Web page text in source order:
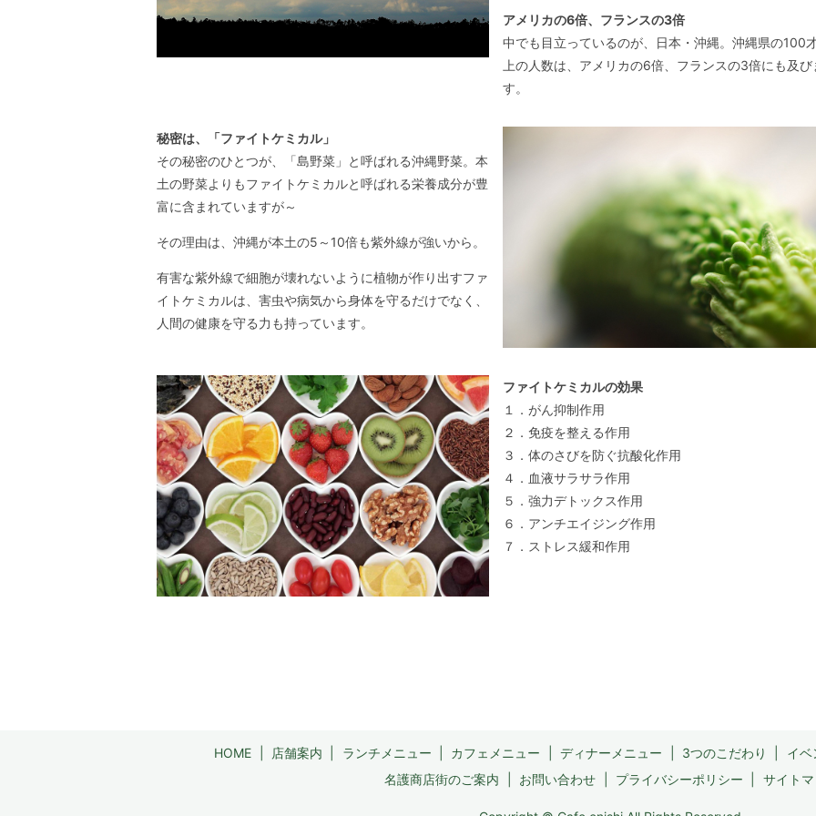
アメリカの6倍、フランスの3倍
中でも目立っているのが、日本・沖縄。沖縄県の100
上の人数は、アメリカの6倍、フランスの3倍にも及び
す。
秘密は、「ファイトケミカル」
その秘密のひとつが、「島野菜」と呼ばれる沖縄野菜。本
土の野菜よりもファイトケミカルと呼ばれる栄養成分が豊
富に含まれていますが～
その理由は、沖縄が本土の5～10倍も紫外線が強いから。
有害な紫外線で細胞が壊れないように植物が作り出すファ
イトケミカルは、害虫や病気から身体を守るだけでなく、
人間の健康を守る力も持っています。
ファイトケミカルの効果
１．がん抑制作用
２．免疫を整える作用
３．体のさびを防ぐ抗酸化作用
４．血液サラサラ作用
５．強力デトックス作用
６．アンチエイジング作用
７．ストレス緩和作用
HOME 店舗案内 ランチメニュー カフェメニュー ディナーメニュー 3つのこだわり
イベ
名護商店街のご案内
お問い合わせ プライバシーポリシー サイト